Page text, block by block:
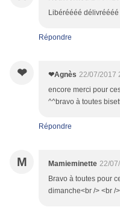
Libéréééé délivréééé
Répondre
❤ ❤Agnès 22/07/2017
encore merci pour
^^bravo à toutes
Répondre
M Mamieminette 22/
Bravo à toutes pour
dimanche<br /> <br /